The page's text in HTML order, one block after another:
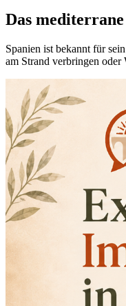
Das
Spanien ist bekannt für
am Strand verbringen oder